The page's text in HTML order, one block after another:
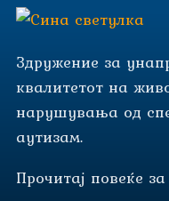
Здружение за
квалитетот на
нарушувања од
аутизам.
Прочитај повеќе